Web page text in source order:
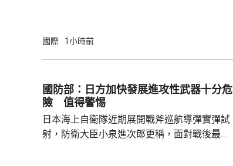
剿與固守等演練，是雙方第4次舉行有關系列
7月，當時在白俄羅斯布列斯特附近舉行以反
恐行動為背景的「雄鷹突擊-2024」陸軍聯合
訓練。至於「神鷹」系列對上一次...
國際 1小時前
國防部：日方加快發展進攻性武器十分危
險 值得警惕
日本海上自衛隊近期展開戰斧巡航導彈實彈試
射，防衛大臣小泉進次郎更稱，面對戰後最嚴